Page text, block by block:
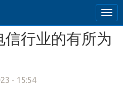
信行业的有所为
- 15:54